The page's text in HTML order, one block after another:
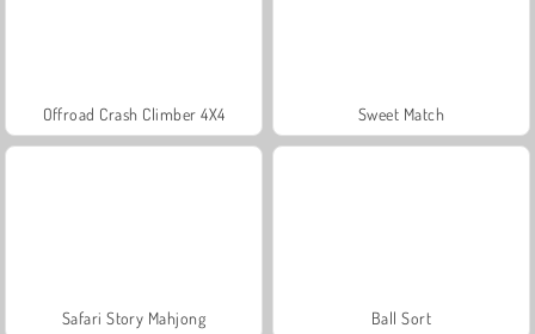
Offroad Crash Climber 4X4 Sweet Match
Safari Story Mahjong Ball Sort